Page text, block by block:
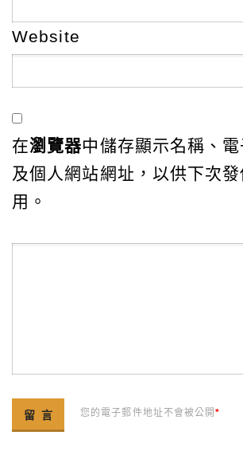
Website
在瀏覽器中儲存顯示名稱、
及個人網站網址，以供下次
用。
您的電子郵件地址不會被公開*